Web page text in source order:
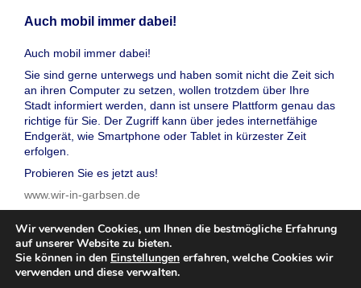
Auch mobil immer dabei!
Auch mobil immer dabei!
Sie sind gerne unterwegs und haben somit nicht die Zeit sich
an ihren Computer zu setzen, wollen trotzdem über Ihre
Stadt informiert werden, dann ist unsere Plattform genau das
richtige für Sie. Der Zugriff kann über jedes internetfähige
Endgerät, wie Smartphone oder Tablet in kürzester Zeit
erfolgen.
Probieren Sie es jetzt aus!
www.wir-in-garbsen.de
Wir verwenden Cookies, um Ihnen die bestmögliche Erfahrung
auf unserer Website zu bieten.
Sie können in den Einstellungen erfahren, welche Cookies wir
verwenden und diese verwalten.